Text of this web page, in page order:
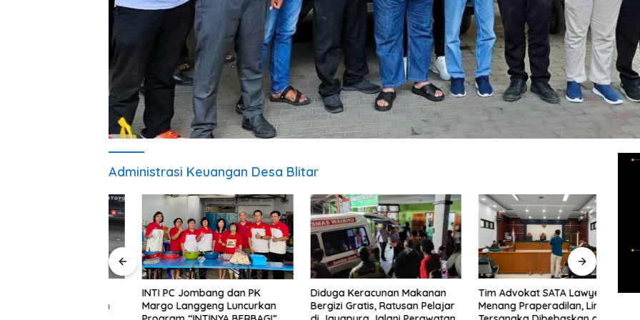
Administrasi Keuangan Desa Blitar
INTI PC Jombang dan PK
Margo Langgeng Luncurkan
Diduga Keracunan Makanan
Bergizi Gratis, Ratusan Pelajar
Tim Advokat SATA Lawyers
Menang Praperadilan, Lima